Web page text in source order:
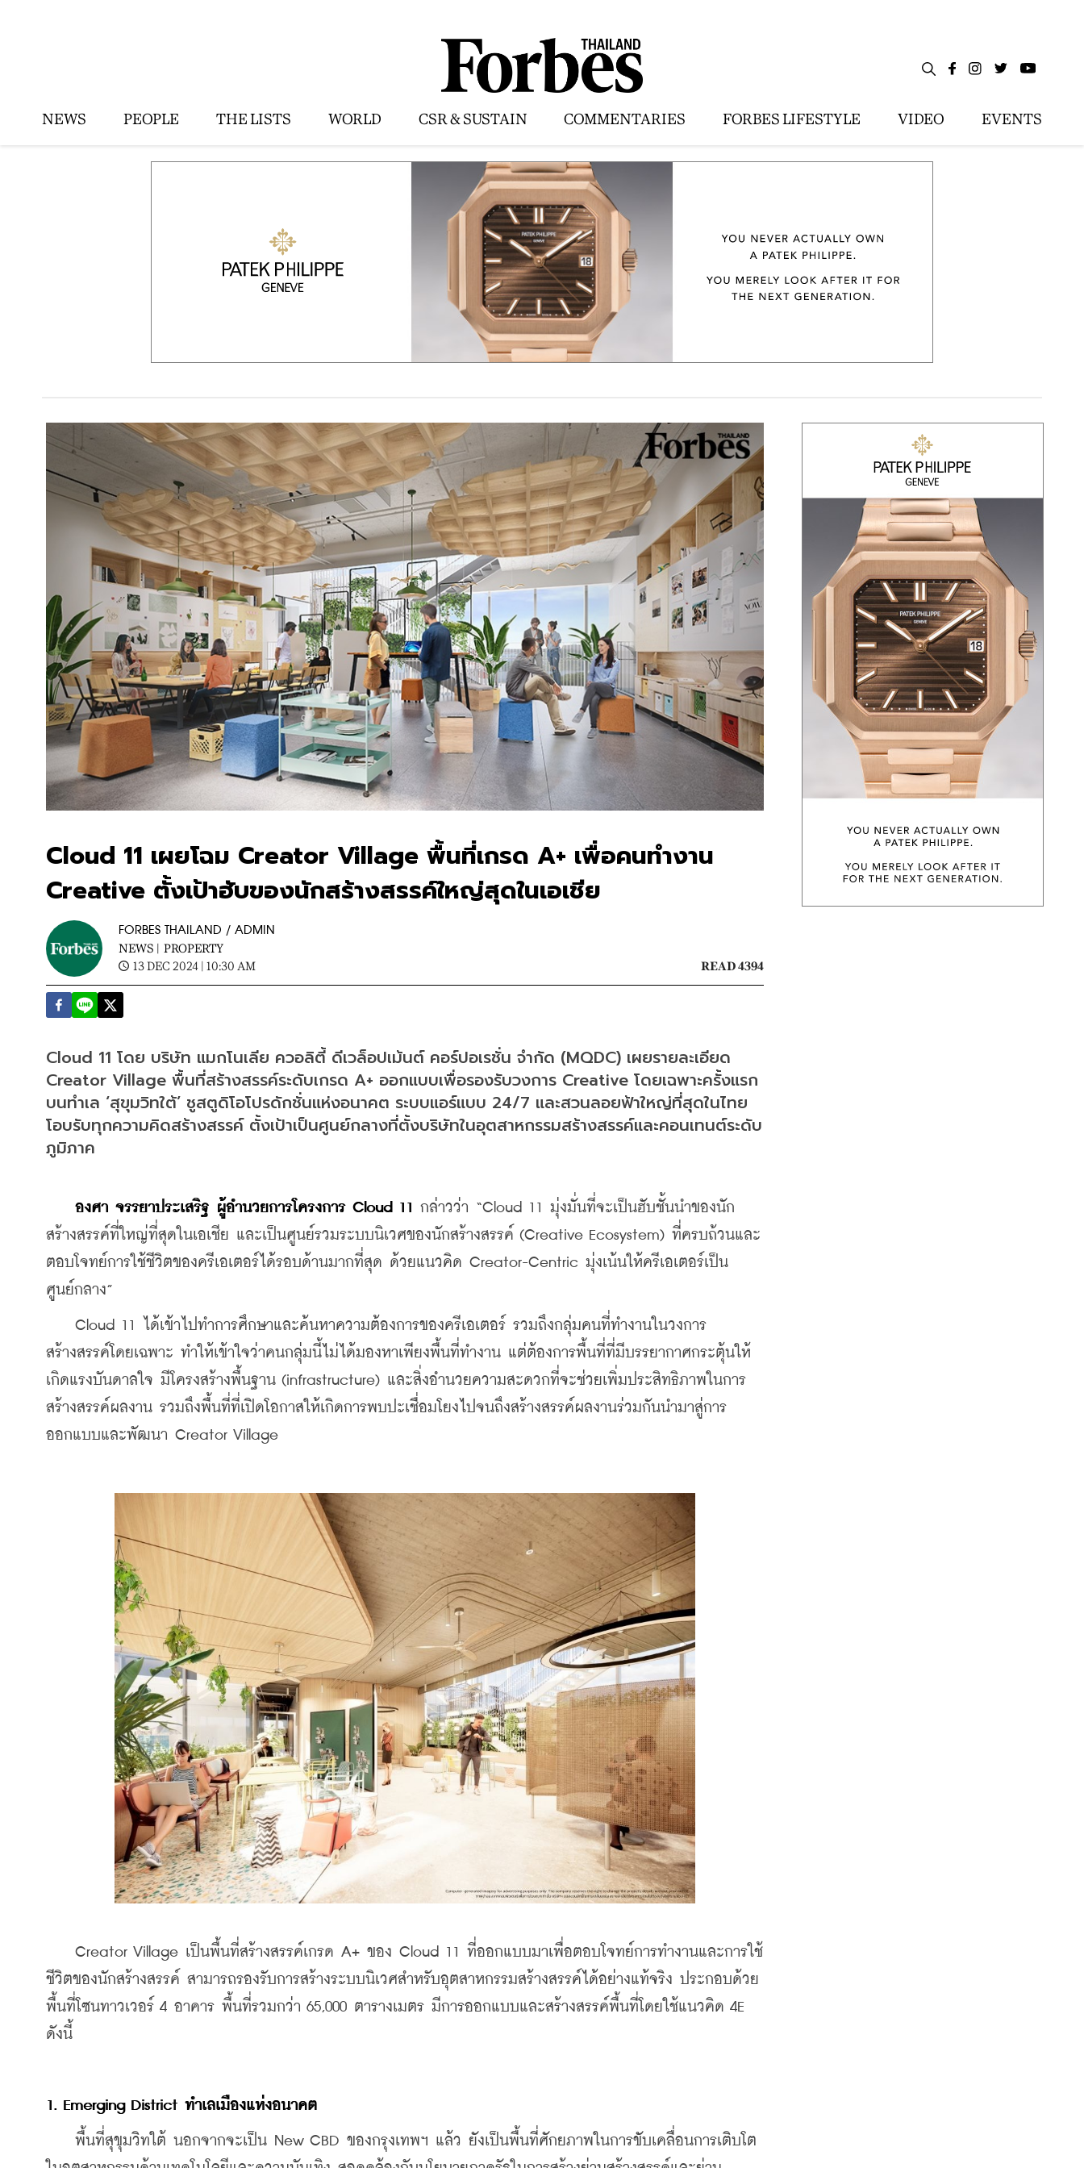
NEWS PEOPLE THE LISTS WORLD CSR & SUSTAIN COMMENTARIES FORBES LIFESTYLE VIDEO EVENTS
Cloud 11 เผยโฉม Creator Village พื้นที่เกรด A+ เพื่อคนทำงาน
Creative ตั้งเป้าฮับของนักสร้างสรรค์ใหญ่สุดในเอเชีย
FORBES THAILAND / ADMIN
NEWS | PROPERTY
13 DEC 2024 | 10:30 AM
READ 4394
Cloud 11 โดย บริษัท แมกโนเลีย ควอลิตี้ ดีเวล็อปเม้นต์ คอร์ปอเรชั่น จำกัด (MQDC) เผยรายละเอียด
Creator Village พื้นที่สร้างสรรค์ระดับเกรด A+ ออกแบบเพื่อรองรับวงการ Creative โดยเฉพาะครั้งแรก
บนทำเล ‘สุขุมวิทใต้’ ชูสตูดิโอโปรดักชั่นแห่งอนาคต ระบบแอร์แบบ 24/7 และสวนลอยฟ้าใหญ่ที่สุดในไทย
โอบรับทุกความคิดสร้างสรรค์ ตั้งเป้าเป็นศูนย์กลางที่ตั้งบริษัทในอุตสาหกรรมสร้างสรรค์และคอนเทนต์ระดับ
ภูมิภาค
องศา จรรยาประเสริฐ ผู้อำนวยการโครงการ Cloud 11 กล่าวว่า “Cloud 11 มุ่งมั่นที่จะเป็นฮับชั้นนำของนัก
สร้างสรรค์ที่ใหญ่ที่สุดในเอเชีย และเป็นศูนย์รวมระบบนิเวศของนักสร้างสรรค์ (Creative Ecosystem) ที่ครบถ้วนและ
ตอบโจทย์การใช้ชีวิตของครีเอเตอร์ได้รอบด้านมากที่สุด ด้วยแนวคิด Creator-Centric มุ่งเน้นให้ครีเอเตอร์เป็น
ศูนย์กลาง”
Cloud 11 ได้เข้าไปทำการศึกษาและค้นหาความต้องการของครีเอเตอร์ รวมถึงกลุ่มคนที่ทำงานในวงการ
สร้างสรรค์โดยเฉพาะ ทำให้เข้าใจว่าคนกลุ่มนี้ไม่ได้มองหาเพียงพื้นที่ทำงาน แต่ต้องการพื้นที่ที่มีบรรยากาศกระตุ้นให้
เกิดแรงบันดาลใจ มีโครงสร้างพื้นฐาน (infrastructure) และสิ่งอำนวยความสะดวกที่จะช่วยเพิ่มประสิทธิภาพในการ
สร้างสรรค์ผลงาน รวมถึงพื้นที่ที่เปิดโอกาสให้เกิดการพบปะเชื่อมโยงไปจนถึงสร้างสรรค์ผลงานร่วมกันนำมาสู่การ
ออกแบบและพัฒนา Creator Village
Creator Village เป็นพื้นที่สร้างสรรค์เกรด A+ ของ Cloud 11 ที่ออกแบบมาเพื่อตอบโจทย์การทำงานและการใช้
ชีวิตของนักสร้างสรรค์ สามารถรองรับการสร้างระบบนิเวศสำหรับอุตสาหกรรมสร้างสรรค์ได้อย่างแท้จริง ประกอบด้วย
พื้นที่โซนทาวเวอร์ 4 อาคาร พื้นที่รวมกว่า 65,000 ตารางเมตร มีการออกแบบและสร้างสรรค์พื้นที่โดยใช้แนวคิด 4E
ดังนี้
1. Emerging District ทำเลเมืองแห่งอนาคต
พื้นที่สุขุมวิทใต้ นอกจากจะเป็น New CBD ของกรุงเทพฯ แล้ว ยังเป็นพื้นที่ศักยภาพในการขับเคลื่อนการเติบโต